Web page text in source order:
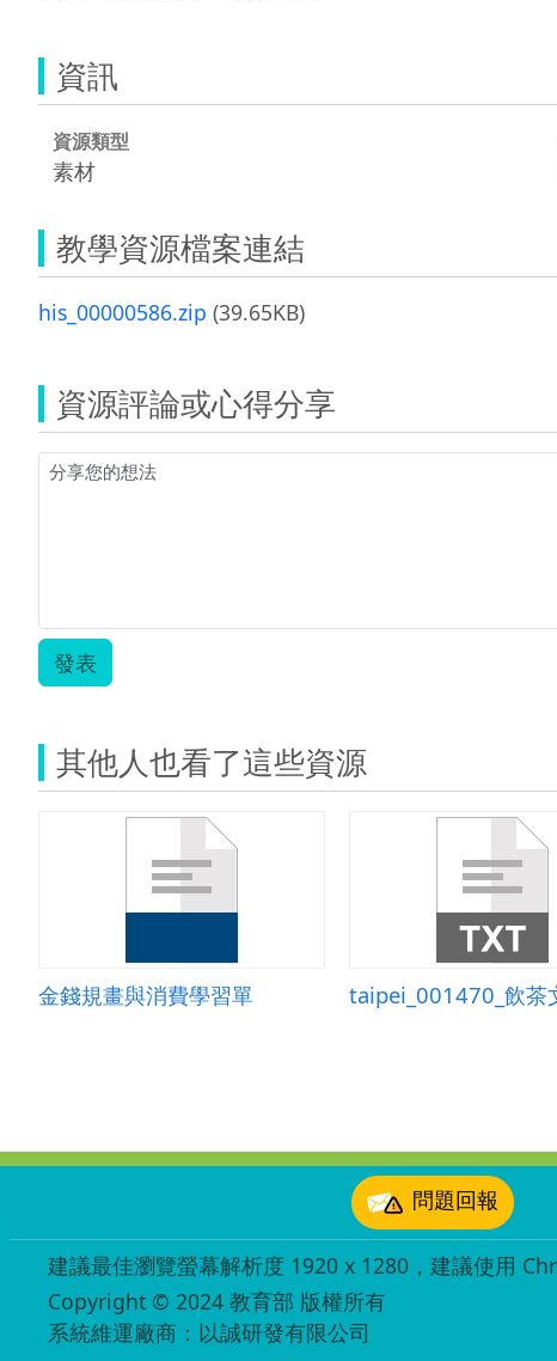
資訊
資源類型
素材
教學資源檔案連結
his_00000586.zip (39.65KB)
資源評論或心得分享
發表
其他人也看了這些資源
金錢規畫與消費學習單 taipei_001470_飲茶
問題回報
建議最佳瀏覽螢幕解析度 1920 x 1280，建議使用
Copyright © 2024 教育部 版權所有
系統維運廠商：以誠研發有限公司